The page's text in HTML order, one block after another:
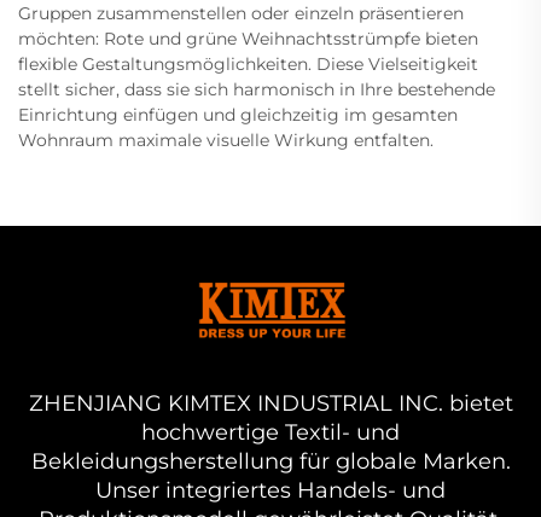
Gruppen zusammenstellen oder einzeln präsentieren
möchten: Rote und grüne Weihnachtsstrümpfe bieten
flexible Gestaltungsmöglichkeiten. Diese Vielseitigkeit
stellt sicher, dass sie sich harmonisch in Ihre bestehende
Einrichtung einfügen und gleichzeitig im gesamten
Wohnraum maximale visuelle Wirkung entfalten.
ZHENJIANG KIMTEX INDUSTRIAL INC. bietet
hochwertige Textil- und
Bekleidungsherstellung für globale Marken.
Unser integriertes Handels- und